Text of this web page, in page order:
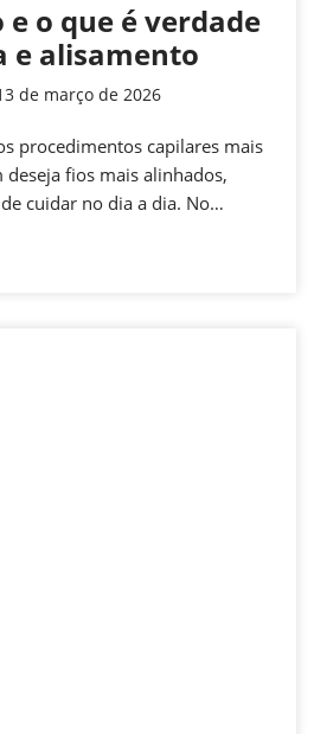
e o que é verdade
e alisamento
de março de 2026
procedimentos capilares mais
fios mais alinhados,
cuidar no dia a dia. No…